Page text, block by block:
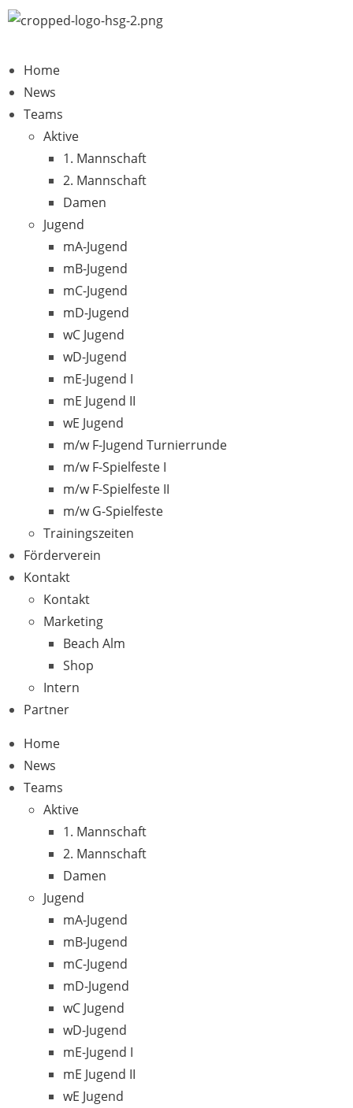
Home
News
Teams
Aktive
1. Mannschaft
2. Mannschaft
Damen
Jugend
mA-Jugend
mB-Jugend
mC-Jugend
mD-Jugend
wC Jugend
wD-Jugend
mE-Jugend I
mE Jugend II
wE Jugend
m/w F-Jugend Turnierrunde
m/w F-Spielfeste I
m/w F-Spielfeste II
m/w G-Spielfeste
Trainingszeiten
Förderverein
Kontakt
Kontakt
Marketing
Beach Alm
Shop
Intern
Partner
Home
News
Teams
Aktive
1. Mannschaft
2. Mannschaft
Damen
Jugend
mA-Jugend
mB-Jugend
mC-Jugend
mD-Jugend
wC Jugend
wD-Jugend
mE-Jugend I
mE Jugend II
wE Jugend